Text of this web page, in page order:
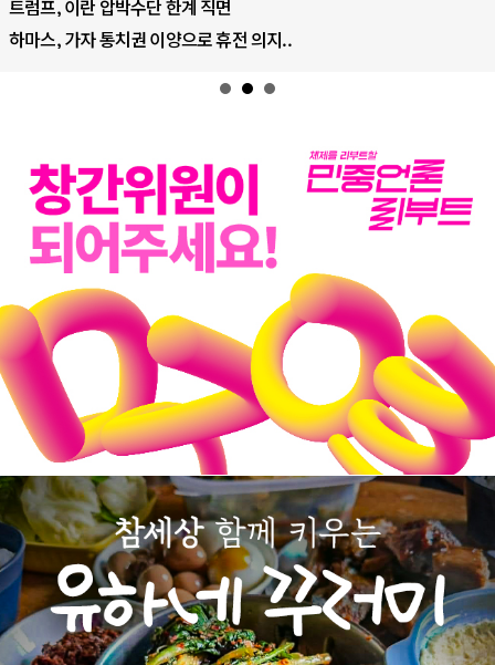
AI의 숨은 환경 비용: 데이터센터 확산..
AI는 어떻게 미국 민주주의를 잠식하고 ..